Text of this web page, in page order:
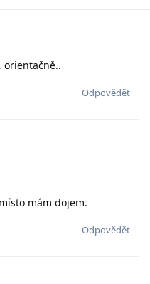
orientačně..
Odpovědět
mám dojem.
Odpovědět